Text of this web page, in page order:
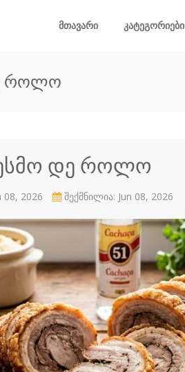
მთავარი კატეგორიები
როლო
დე როლო
2026 შექმნილია: Jun 08, 2026